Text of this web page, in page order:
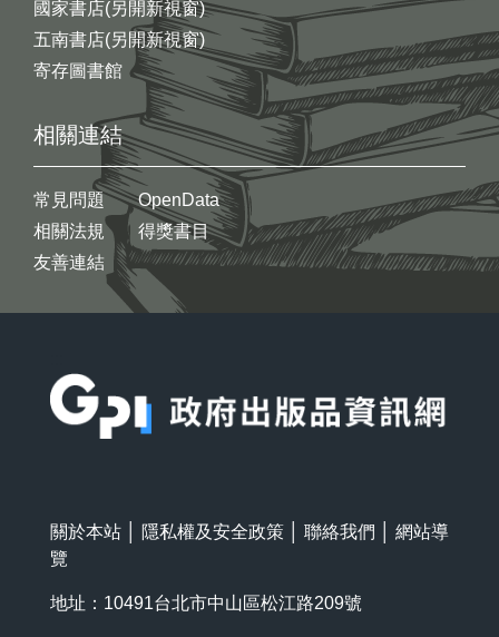
國家書店(另開新視窗)
五南書店(另開新視窗)
寄存圖書館
相關連結
常見問題
相關法規
友善連結
OpenData
得獎書目
關於本站 隱私權及安全政策 聯絡我們
網站導
覽
地址：10491台北市中山區松江路209號